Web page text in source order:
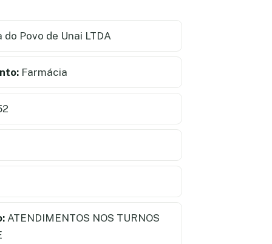
Povo de Unai LTDA
Farmácia
ATENDIMENTOS NOS TURNOS